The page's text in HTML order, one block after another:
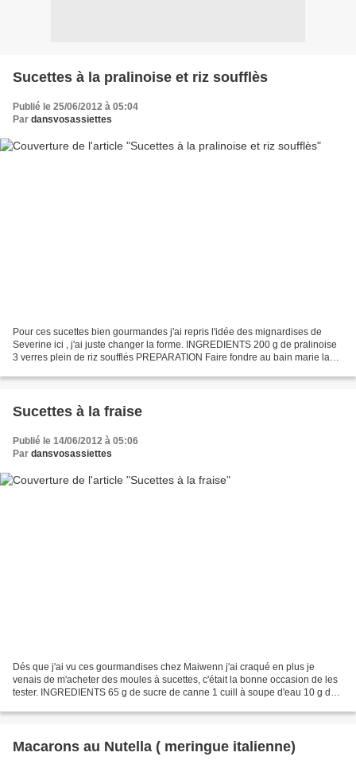
Sucettes à la pralinoise et riz soufflès
Publié le 25/06/2012 à 05:04
Par dansvosassiettes
Pour ces sucettes bien gourmandes j'ai repris l'idée des mignardises de
Severine ici , j'ai juste changer la forme. INGREDIENTS 200 g de pralinoise
3 verres plein de riz soufflés PREPARATION Faire fondre au bain marie la
Sucettes à la fraise
Publié le 14/06/2012 à 05:06
Par dansvosassiettes
Dés que j'ai vu ces gourmandises chez Maiwenn j'ai craqué en plus je
venais de m'acheter des moules à sucettes, c'était la bonne occasion de les
tester. INGREDIENTS 65 g de sucre de canne 1 cuill à soupe d'eau 10 g de
Macarons au Nutella ( meringue italienne)